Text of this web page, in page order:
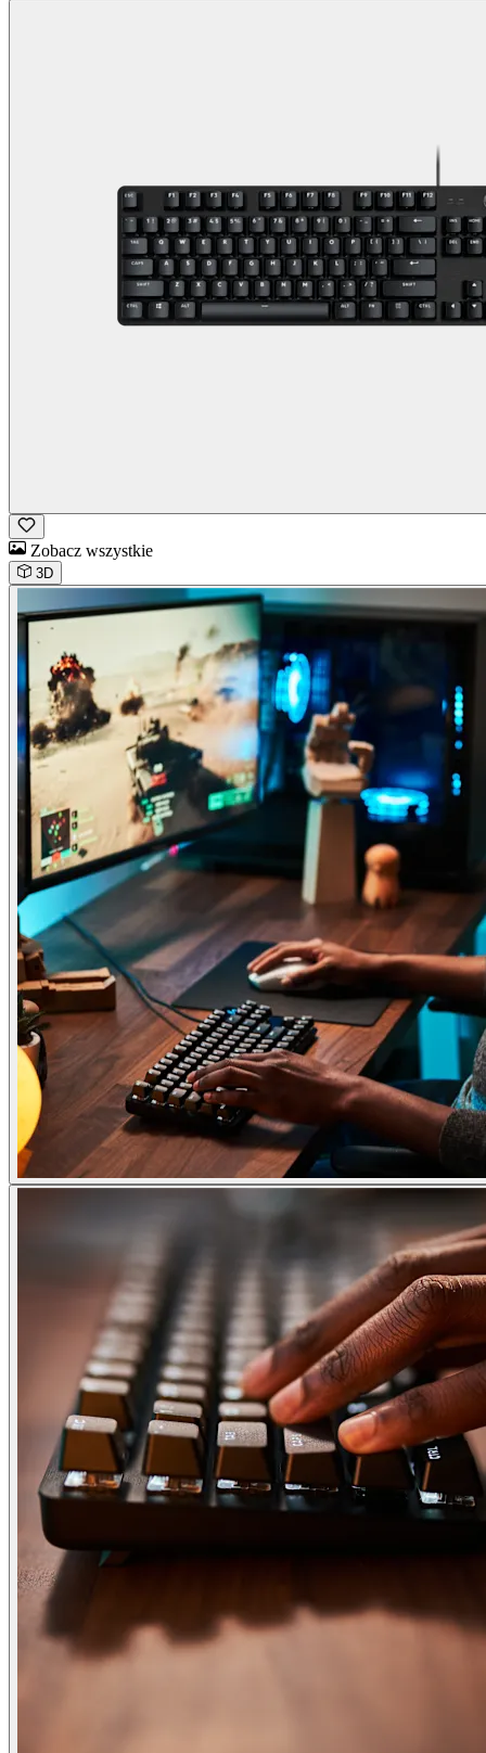
Zobacz wszystkie
3D